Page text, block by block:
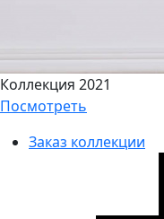
Коллекция 2021
Посмотреть
Заказ коллекции